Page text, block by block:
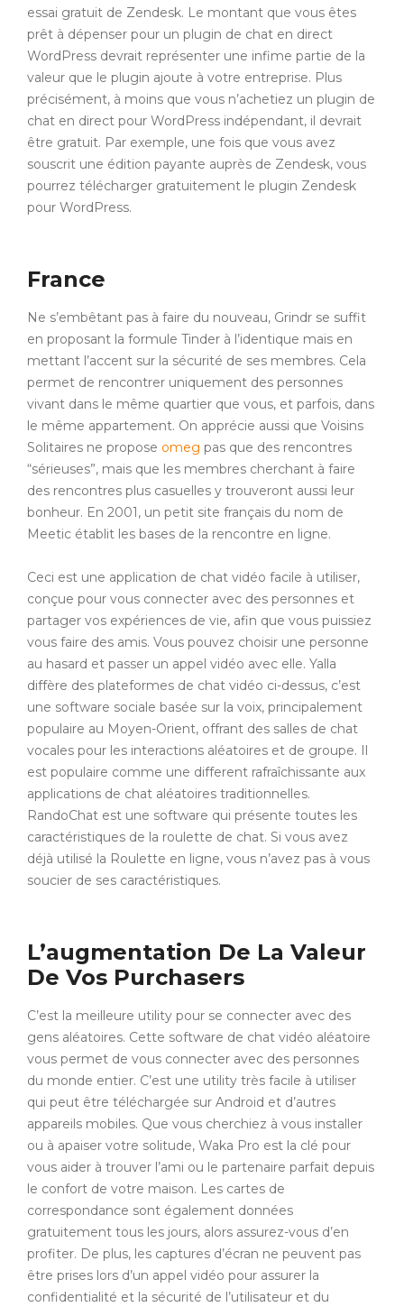
essai gratuit de Zendesk. Le montant que vous êtes
prêt à dépenser pour un plugin de chat en direct
WordPress devrait représenter une infime partie de la
valeur que le plugin ajoute à votre entreprise. Plus
précisément, à moins que vous n’achetiez un plugin de
chat en direct pour WordPress indépendant, il devrait
être gratuit. Par exemple, une fois que vous avez
souscrit une édition payante auprès de Zendesk, vous
pourrez télécharger gratuitement le plugin Zendesk
pour WordPress.
France
Ne s’embêtant pas à faire du nouveau, Grindr se suffit
en proposant la formule Tinder à l’identique mais en
mettant l’accent sur la sécurité de ses membres. Cela
permet de rencontrer uniquement des personnes
vivant dans le même quartier que vous, et parfois, dans
le même appartement. On apprécie aussi que Voisins
Solitaires ne propose omeg pas que des rencontres
“sérieuses”, mais que les membres cherchant à faire
des rencontres plus casuelles y trouveront aussi leur
bonheur. En 2001, un petit site français du nom de
Meetic établit les bases de la rencontre en ligne.
Ceci est une application de chat vidéo facile à utiliser,
conçue pour vous connecter avec des personnes et
partager vos expériences de vie, afin que vous puissiez
vous faire des amis. Vous pouvez choisir une personne
au hasard et passer un appel vidéo avec elle. Yalla
diffère des plateformes de chat vidéo ci-dessus, c’est
une software sociale basée sur la voix, principalement
populaire au Moyen-Orient, offrant des salles de chat
vocales pour les interactions aléatoires et de groupe. Il
est populaire comme une different rafraîchissante aux
applications de chat aléatoires traditionnelles.
RandoChat est une software qui présente toutes les
caractéristiques de la roulette de chat. Si vous avez
déjà utilisé la Roulette en ligne, vous n’avez pas à vous
soucier de ses caractéristiques.
L’augmentation De La Valeur
De Vos Purchasers
C’est la meilleure utility pour se connecter avec des
gens aléatoires. Cette software de chat vidéo aléatoire
vous permet de vous connecter avec des personnes
du monde entier. C’est une utility très facile à utiliser
qui peut être téléchargée sur Android et d’autres
appareils mobiles. Que vous cherchiez à vous installer
ou à apaiser votre solitude, Waka Pro est la clé pour
vous aider à trouver l’ami ou le partenaire parfait depuis
le confort de votre maison. Les cartes de
correspondance sont également données
gratuitement tous les jours, alors assurez-vous d’en
profiter. De plus, les captures d’écran ne peuvent pas
être prises lors d’un appel vidéo pour assurer la
confidentialité et la sécurité de l’utilisateur et du